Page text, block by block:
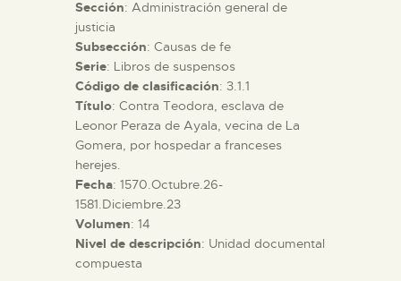
PREPARAR LA VISITA
ACTIVIDADES
█
EL MUSEO
COLECCIONES
Sección: Administración general de
justicia
Subsección: Causas de fe
Serie: Libros de suspensos
Código de clasificación: 3.1.1
Título: Contra Teodora, esclava de
Leonor Peraza de Ayala, vecina de La
Gomera, por hospedar a franceses
herejes.
Fecha: 1570.Octubre.26-
1581.Diciembre.23
Volumen: 14
Nivel de descripción: Unidad documental
compuesta